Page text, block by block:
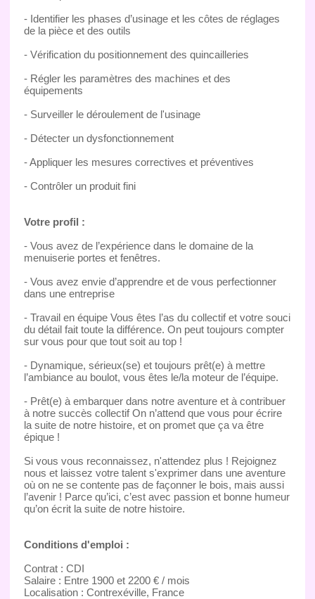
- Identifier les phases d’usinage et les côtes de réglages
de la pièce et des outils
- Vérification du positionnement des quincailleries
- Régler les paramètres des machines et des
équipements
- Surveiller le déroulement de l'usinage
- Détecter un dysfonctionnement
- Appliquer les mesures correctives et préventives
- Contrôler un produit fini
Votre profil :
- Vous avez de l’expérience dans le domaine de la
menuiserie portes et fenêtres.
- Vous avez envie d’apprendre et de vous perfectionner
dans une entreprise
- Travail en équipe Vous êtes l’as du collectif et votre souci
du détail fait toute la différence. On peut toujours compter
sur vous pour que tout soit au top !
- Dynamique, sérieux(se) et toujours prêt(e) à mettre
l’ambiance au boulot, vous êtes le/la moteur de l’équipe.
- Prêt(e) à embarquer dans notre aventure et à contribuer
à notre succès collectif On n’attend que vous pour écrire
la suite de notre histoire, et on promet que ça va être
épique !
Si vous vous reconnaissez, n'attendez plus ! Rejoignez
nous et laissez votre talent s'exprimer dans une aventure
où on ne se contente pas de façonner le bois, mais aussi
l’avenir ! Parce qu’ici, c’est avec passion et bonne humeur
qu’on écrit la suite de notre histoire.
Conditions d'emploi :
Contrat : CDI
Salaire : Entre 1900 et 2200 € / mois
Localisation : Contrexéville, France